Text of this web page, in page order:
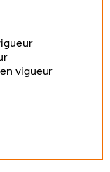
vigueur